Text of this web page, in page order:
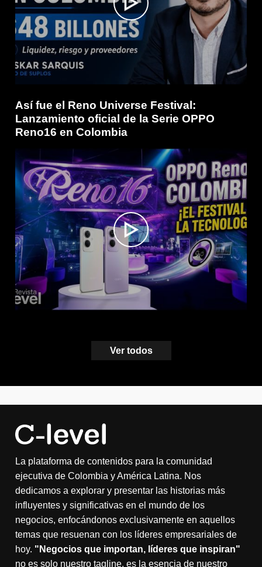
Así fue el Reno Universe Festival:
Lanzamiento oficial de la Serie OPPO
Reno16 en Colombia
Ver todos
La plataforma de contenidos para la comunidad
ejecutiva de Colombia y América Latina. Nos
dedicamos a explorar y presentar las historias más
influyentes y significativas en el mundo de los
negocios, enfocándonos exclusivamente en aquellos
temas que resuenan con los líderes empresariales de
hoy. "Negocios que importan, líderes que inspiran"
no es solo nuestro tagline, es la esencia de nuestro